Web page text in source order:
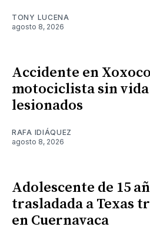
TONY LUCENA
agosto 8, 2026
Accidente en
motociclista sin
lesionados
RAFA IDIÁQUEZ
agosto 8, 2026
Adolescente de 15
trasladada a Texas
en Cuernavaca